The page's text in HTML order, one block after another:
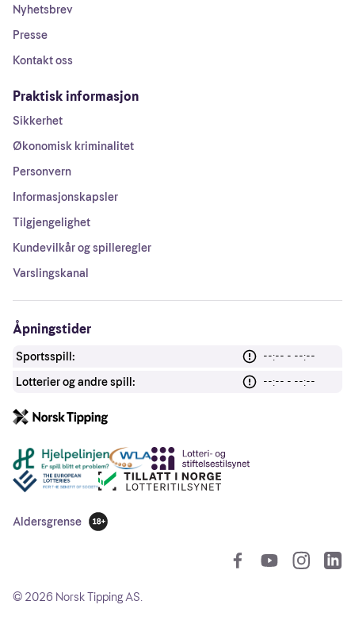
Nyhetsbrev
Presse
Kontakt oss
Praktisk informasjon
Sikkerhet
Økonomisk kriminalitet
Personvern
Informasjonskapsler
Tilgjengelighet
Kundevilkår og spilleregler
Varslingskanal
Åpningstider
Sportsspill:
--:-- - --:--
Lotterier og andre spill:
--:-- - --:--
Andre lenker
Aldersgrense
18 år
© 2026 Norsk Tipping AS.